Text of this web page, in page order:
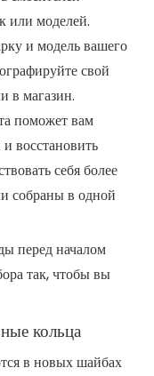
или моделей.
и модель вашего
свой
в магазин.
поможет вам
восстановить
себя более
собраны в одной
перед началом
так, чтобы вы
кольца
в новых шайбах